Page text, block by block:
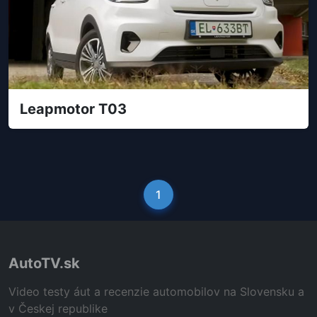
Leapmotor T03
1
AutoTV.sk
Video testy áut a recenzie automobilov na Slovensku a
v Českej republike